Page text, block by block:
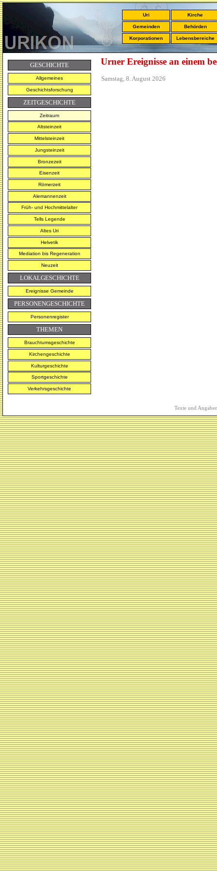
Uri Kirche
Gemeinden Behörden
Korporationen Lebensbereiche
GESCHICHTE
Allgemeines
Geschichtsforschung
ZEITGESCHICHTE
Zeitraum
Altsteinzeit
Mittelsteinzeit
Jungsteinzeit
Bronzezeit
Eisenzeit
Römerzeit
Alemannenzeit
Früh- und Hochmittelalter
Tells Legende
Altes Uri
Helvetik
Mediation bis Regeneration
Neuzeit
LOKALGESCHICHTE
Ereignisse Gemeinde
PERSONENGESCHICHTE
Personenregister
THEMEN
Brauchtumsgeschichte
Kirchengeschichte
Kulturgeschichte
Sportgeschichte
Verkehrsgeschichte
Urner Ereignisse an einem
Samstag, 8. August 2026
Texte und